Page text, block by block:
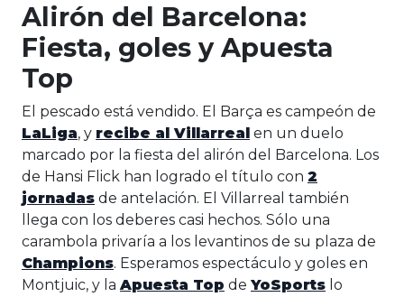
Alirón del Barcelona:
Fiesta, goles y Apuesta
Top
El pescado está vendido. El Barça es campeón de
LaLiga, y recibe al Villarreal en un duelo
marcado por la fiesta del alirón del Barcelona. Los
de Hansi Flick han logrado el título con 2
jornadas de antelación. El Villarreal también
llega con los deberes casi hechos. Sólo una
carambola privaría a los levantinos de su plaza de
Champions. Esperamos espectáculo y goles en
Montjuic, y laApuesta Top de YoSports lo